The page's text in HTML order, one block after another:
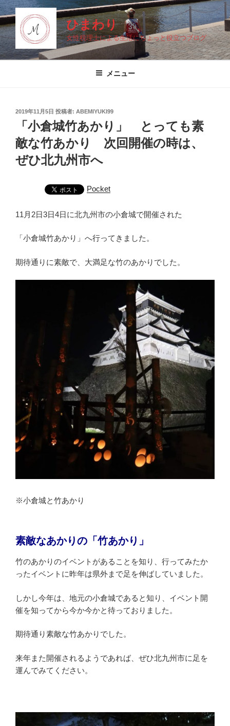
コ
ン
テ
ン
ツ
ひまわり
女性税理士による生活にちょっと役立つブログ
メニュー
投
2019年11月5日 投稿者: ABEMIYUKI99
「小倉城竹あかり」 とっても素
敵な竹あかり 次回開催の時は、
ぜひ北九州市へ
Pocket
11月2日3日4日に北九州市の小倉城で開催された
「小倉城竹あかり」へ行ってきました。
期待通りに素敵で、大満足な竹のあかりでした。
※小倉城と竹あかり
素敵なあかりの「竹あかり」
竹のあかりのイベントがあることを知り、行ってみたか
ったイベントに昨年は県外まで足を伸ばしていました。
しかし今年は、地元の小倉城であると知り、イベント開
催を知ってから今か今かと待っておりました。
期待通り素敵な竹あかりでした。
来年また開催されるようであれば、ぜひ北九州市に足を
運んでみてください。